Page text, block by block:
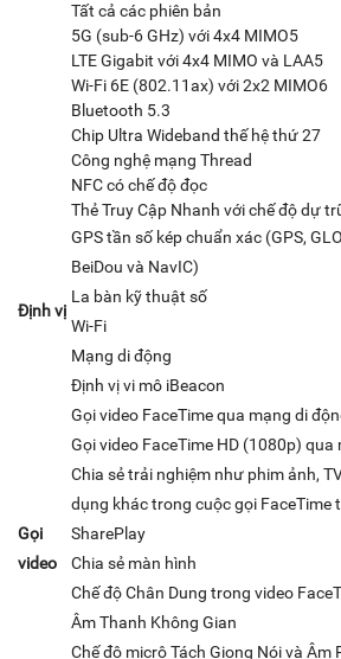
Tất cả các phiên bản
5G (sub-6 GHz) với 4x4 MIMO5
LTE Gigabit với 4x4 MIMO và LAA5
Wi-Fi 6E (802.11ax) với 2x2 MIMO6
Bluetooth 5.3
Chip Ultra Wideband thế hệ thứ 27
Công nghệ mạng Thread
NFC có chế độ đọc
Thẻ Truy Cập Nhanh với chế độ dự
Định vị
GPS tần số kép chuẩn xác (GPS,
BeiDou và NavIC)
La bàn kỹ thuật số
Wi-Fi
Mạng di động
Định vị vi mô iBeacon
Gọi
video
Gọi video FaceTime qua mạng di
Gọi video FaceTime HD (1080p) qua
Chia sẻ trải nghiệm như phim ảnh,
dụng khác trong cuộc gọi FaceTime
SharePlay
Chia sẻ màn hình
Chế độ Chân Dung trong video
Âm Thanh Không Gian
Chế độ micrô Tách Giọng Nói và Âm